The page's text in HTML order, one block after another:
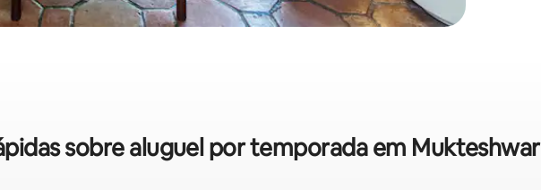
sobre aluguel por temporada em Mukteshwar